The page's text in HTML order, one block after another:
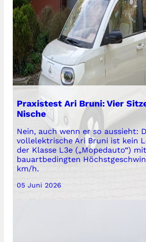
Praxistest Ari Bruni: Vier
Nische
Nein, auch wenn er so aussieht:
vollelektrische Ari Bruni ist kein
der Klasse L3e („Mopedauto“)
bauartbedingten
km/h.
05 Juni 2026